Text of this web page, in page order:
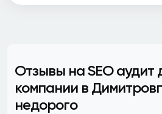
Отзывы на SEO аудит
компании в
недорого